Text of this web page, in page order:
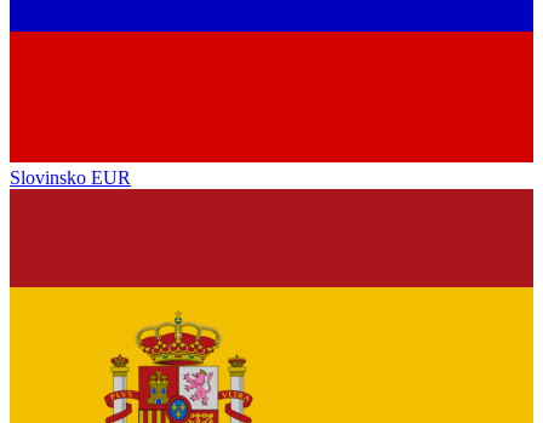
Slovinsko EUR